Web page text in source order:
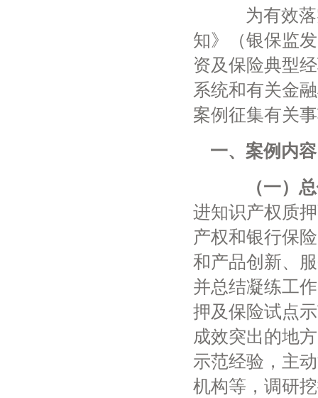
为有效落
知》（银保监
资及保险典型
系统和有关金
案例征集有关
一、案例内容
（一）总
进知识产权质
产权和银行保
和产品创新、
并总结凝练工
押及保险试点
成效突出的地
示范经验，主
机构等，调研